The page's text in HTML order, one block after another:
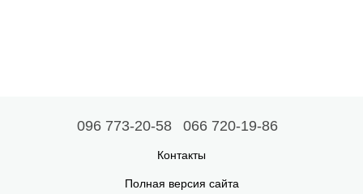
096 773-20-58 066 720-19-86
Контакты
Полная версия сайта